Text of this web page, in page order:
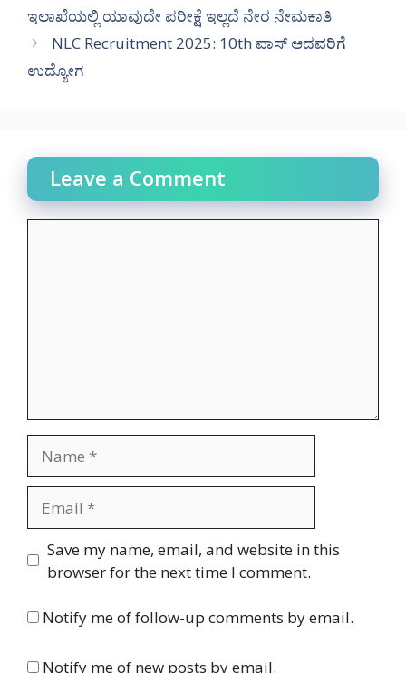
ಇಲಾಖೆಯಲ್ಲಿ ಯಾವುದೇ ಪರೀಕ್ಷೆ ಇಲ್ಲದೆ ನೇರ ನೇಮಕಾತಿ
NLC Recruitment 2025: 10th ಪಾಸ್ ಆದವರಿಗೆ
ಉದ್ಯೋಗ
Leave a Comment
Website
Save my name, email, and website in this
browser for the next time I comment.
Notify me of follow-up comments by email.
Notify me of new posts by email.